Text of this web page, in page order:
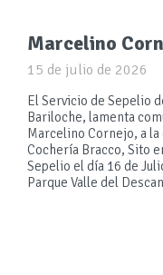
Marcelino
15 de julio de 2026
El Servicio de Sepelio
Bariloche, lamenta
Marcelino Cornejo, a la
Cochería Bracco, Sito
Sepelio el día 16 de
Parque Valle del